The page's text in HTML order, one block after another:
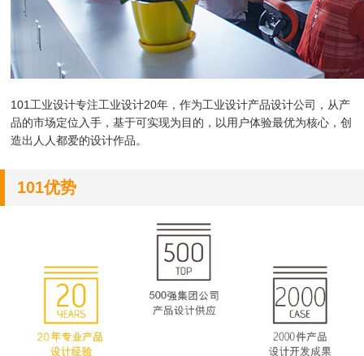
101工业设计专注工业设计20年，作为工业设计产品设计公司， 从产
品的市场定位入手，基于可实现为目的，以用户体验最优为核心，创
造出人人都爱的设计作品。
101优势